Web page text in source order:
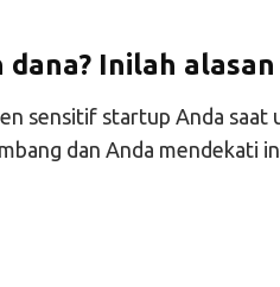
dana? Inilah
sensitif startup Anda saat
dan Anda mendekati